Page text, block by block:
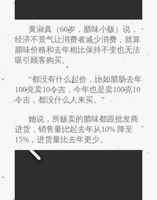
黄淑真（60岁，腊味小贩）说，
经济不景气让消费者减少消费，就算
腊味价格和去年相比保持不变也无法
吸引顾客购买。
“都没有什么起价，比如腊肠去年
100克卖10令吉，今年也是卖100克10
令吉，都没什么人来买。”
她说，所贩卖的腊味都跟批发商
进货，销售量比起去年从10% 降至
15%，进货量比去年更少。